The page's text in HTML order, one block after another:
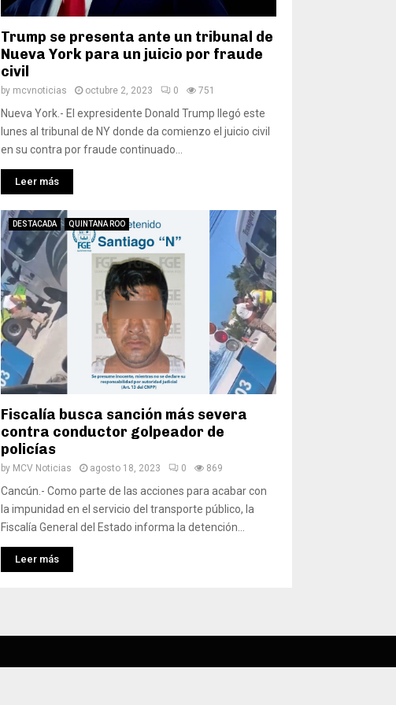
Trump se presenta ante un tribunal de
Nueva York para un juicio por fraude
civil
by mcvnoticias octubre 2, 2023 0 751
Nueva York.- El expresidente Donald Trump llegó este
lunes al tribunal de NY donde da comienzo el juicio civil
en su contra por fraude continuado...
Leer más
DESTACADA QUINTANA ROO
Fiscalía busca sanción más severa
contra conductor golpeador de
policías
by MCV Noticias agosto 18, 2023 0 869
Cancún.- Como parte de las acciones para acabar con
la impunidad en el servicio del transporte público, la
Fiscalía General del Estado informa la detención...
Leer más